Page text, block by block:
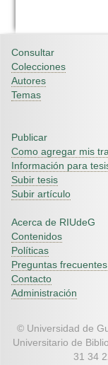
Consultar
Colecciones
Autores
Temas
Publicar
Como agregar mis
Información para
Subir tesis
Subir artículo
Acerca de RIUdeG
Contenidos
Políticas
Preguntas frecuentes
Contacto
Administración
© Universidad de
Universitario de
31 34